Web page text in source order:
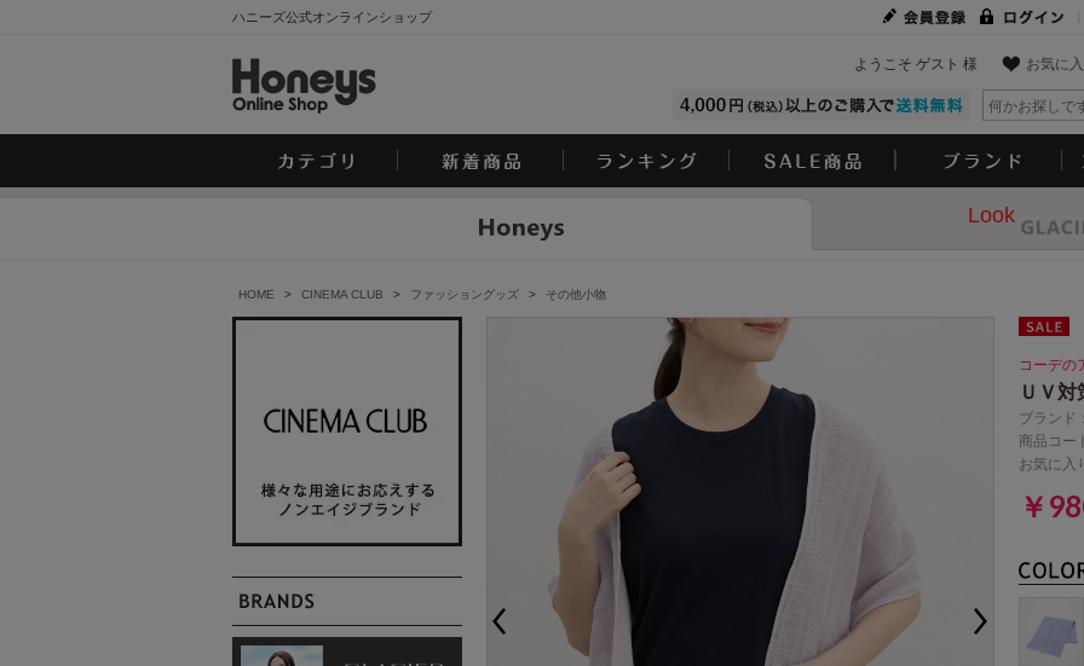
ハニーズ公式オンラインショップ
お気に入
ようこそ ゲスト 様
Look
HOME > CINEMA CLUB > ファッショングッズ > その他小物
コーデの
ＵＶ
ブランド：
商品コー
お気に入
￥